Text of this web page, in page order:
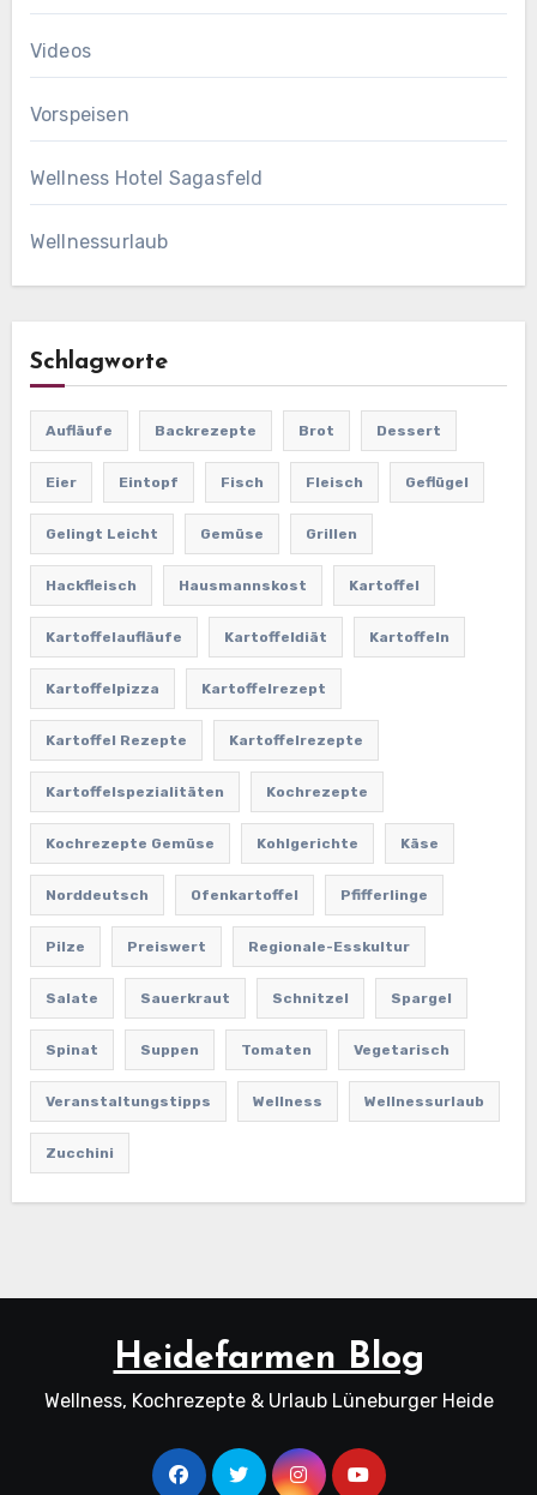
Videos
Vorspeisen
Wellness Hotel Sagasfeld
Wellnessurlaub
Schlagworte
Aufläufe Backrezepte Brot Dessert
Eier Eintopf Fisch Fleisch Geflügel
Gelingt Leicht Gemüse Grillen
Hackfleisch Hausmannskost Kartoffel
Kartoffelaufläufe Kartoffeldiät Kartoffeln
Kartoffelpizza Kartoffelrezept
Kartoffel Rezepte Kartoffelrezepte
Kartoffelspezialitäten Kochrezepte
Kochrezepte Gemüse Kohlgerichte Käse
Norddeutsch Ofenkartoffel Pfifferlinge
Pilze Preiswert Regionale-Esskultur
Salate Sauerkraut Schnitzel Spargel
Spinat Suppen Tomaten Vegetarisch
Veranstaltungstipps Wellness Wellnessurlaub
Zucchini
Heidefarmen Blog
Wellness, Kochrezepte & Urlaub Lüneburger Heide